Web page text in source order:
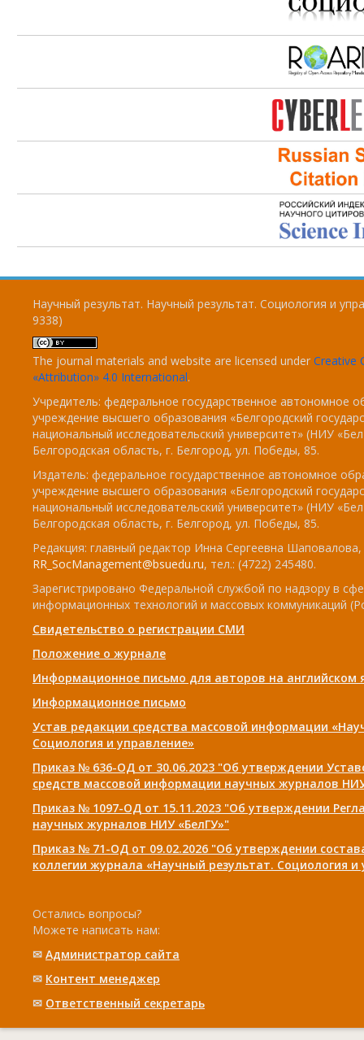
Научный результат. Научный результат. Социология и
9338)
The journal materials and website are licensed under Creative
«Attribution» 4.0 International.
Учредитель: федеральное государственное автономное
учреждение высшего образования «Белгородский
национальный исследовательский университет» (НИУ
Белгородская область, г. Белгород, ул. Победы, 85.
Издатель: федеральное государственное автономное
учреждение высшего образования «Белгородский
национальный исследовательский университет» (НИУ
Белгородская область, г. Белгород, ул. Победы, 85.
Редакция: главный редактор Инна Сергеевна
RR_SocManagement@bsuedu.ru, тел.: (4722) 245480.
Зарегистрировано Федеральной службой по надзору в
информационных технологий и массовых коммуникаций
Свидетельство о регистрации СМИ
Положение о журнале
Информационное письмо для авторов на английском
Информационное письмо
Устав редакции средства массовой информации
Социология и управление»
Приказ № 636-ОД от 30.06.2023 "Об утверждении
средств массовой информации научных журналов
Приказ № 1097-ОД от 15.11.2023 "Об утверждении
научных журналов НИУ «БелГУ»"
Приказ № 71-ОД от 09.02.2026 "Об утверждении
коллегии журнала «Научный результат. Социология и
Остались вопросы?
Можете написать нам:
✉ Администратор сайта
✉ Контент менеджер
✉ Ответственный cекретарь